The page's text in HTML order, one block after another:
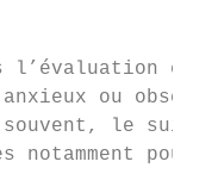
l’évaluation et
ou
souvent, le
notamment